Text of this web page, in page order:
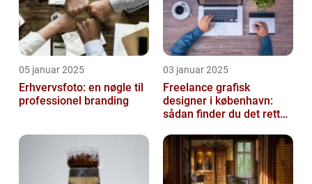
05 januar 2025
Erhvervsfoto: en nøgle til
professionel branding
03 januar 2025
Freelance grafisk
designer i københavn:
sådan finder du det rette